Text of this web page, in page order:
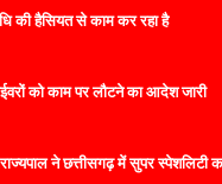
की हैसियत से काम कर रहा है
को काम पर लौटने का आदेश जारी
ने छत्तीसगढ़ में सुपर